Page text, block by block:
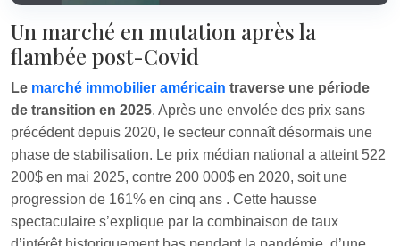
Un marché en mutation après la
flambée post-Covid
Le marché immobilier américain traverse une période
de transition en 2025. Après une envolée des prix sans
précédent depuis 2020, le secteur connaît désormais une
phase de stabilisation. Le prix médian national a atteint 522
200$ en mai 2025, contre 200 000$ en 2020, soit une
progression de 161% en cinq ans . Cette hausse
spectaculaire s’explique par la combinaison de taux